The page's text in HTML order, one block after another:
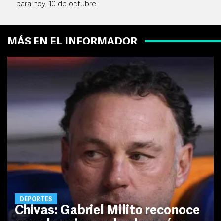
para hoy, 10 de octubre
MÁS EN EL INFORMADOR
DEPORTES
Chivas: Gabriel Milito reconoce